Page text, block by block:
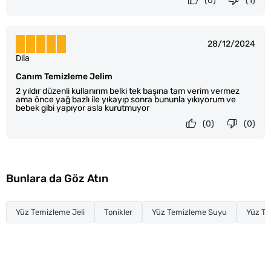
28/12/2024
Canım Temizleme Jelim
2 yıldır düzenli kullanırım belki tek başına tam verim vermez
ama önce yağ bazlı ile yıkayıp sonra bununla yıkıyorum ve
bebek gibi yapıyor asla kurutmuyor
Dila
(0)
(0)
Bunlara da Göz Atın
Yüz Temizleme Jeli Tonikler Yüz Temizleme Suyu Yüz